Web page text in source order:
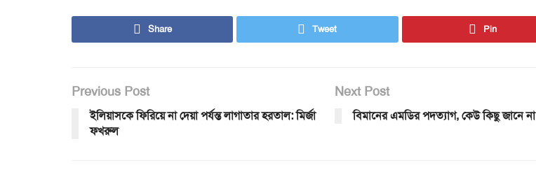
Share Tweet Pin
Previous Post
ইলিয়াসকে ফিরিয়ে না দেয়া পর্যন্ত লাগাতার হরতাল: মির্জা
ফখরুল
Next Post
বিমানের এমডির পদত্যাগ, কেউ কিছু জানে না